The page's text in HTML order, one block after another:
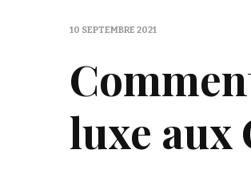
10 SEPTEMBRE 2021
luxe aux